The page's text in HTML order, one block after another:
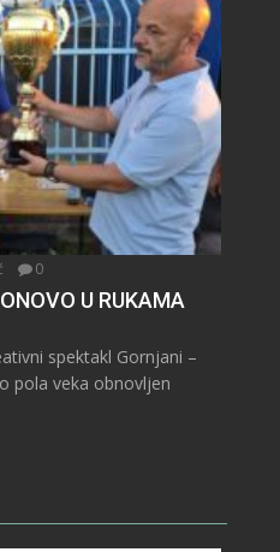
0
U RUKAMA
spektakl Gornjani –
pola veka obnovljen